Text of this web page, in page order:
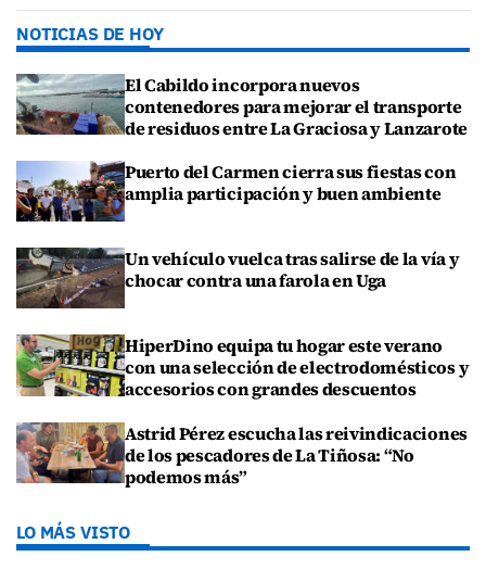
NOTICIAS DE HOY
El Cabildo incorpora nuevos
contenedores para mejorar el transporte
de residuos entre La Graciosa y Lanzarote
Puerto del Carmen cierra sus fiestas con
amplia participación y buen ambiente
Un vehículo vuelca tras salirse de la vía y
chocar contra una farola en Uga
HiperDino equipa tu hogar este verano
con una selección de electrodomésticos y
accesorios con grandes descuentos
Astrid Pérez escucha las reivindicaciones
de los pescadores de La Tiñosa: “No
podemos más”
LO MÁS VISTO